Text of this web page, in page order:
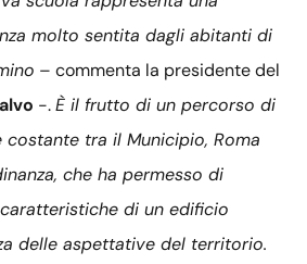
molto sentita dagli abitanti di
– commenta la presidente del
-.È il frutto di un percorso di
tra il Municipio, Roma
che ha permesso di
di un edificio
delle aspettative del territorio.